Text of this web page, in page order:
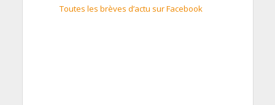
Toutes les brèves d’actu sur Facebook